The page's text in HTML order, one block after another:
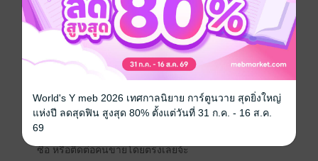
วันที่วางขาย 01 กรกฎาคม 2561
ความยาว 128 หน้า
ราคาปก 119 บาท (ประหยัด 20%)
สนใจเวอร์ชันกระดาษ เชิญทางนี้!
เวอร์ชันกระดาษมีวางขายที่เว็บไซต์สำนัก
พิมพ์ จะไม่มีขายโดย MEB นะจ๊ะ สามารถสั่ง
ซื้อ หรือติดต่อคนขายโดยตรงเลยจ้ะ
World's Y meb 2026 เทศกาลนิยาย การ์ตูนวาย สุดยิ่งใหญ่
แห่งปี ลดสุดฟิน สูงสุด 80% ตั้งแต่วันที่ 31 ก.ค. - 16 ส.ค.
69